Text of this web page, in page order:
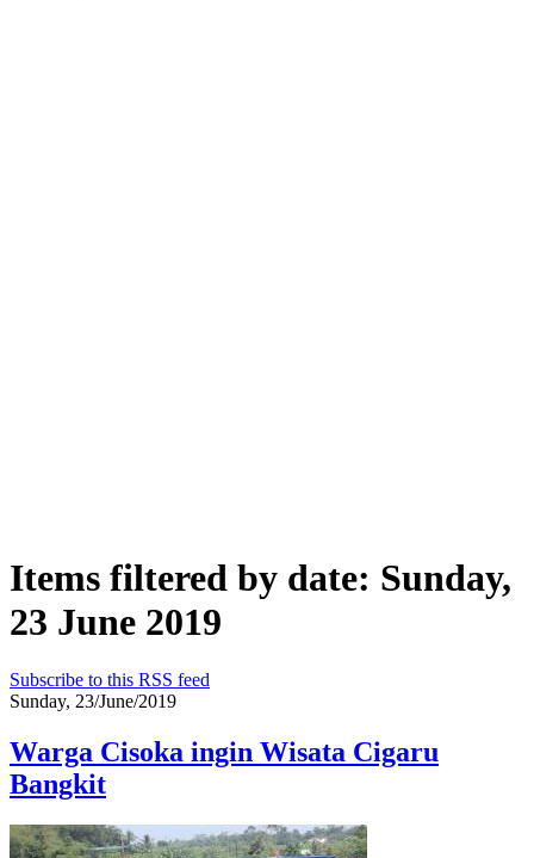
Items filtered by date: Sunday,
23 June 2019
Subscribe to this RSS feed
Sunday, 23/June/2019
Warga Cisoka ingin Wisata Cigaru
Bangkit